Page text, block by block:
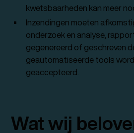
kwetsbaarheden kan meer
Inzendingen moeten
onderzoek en analyse,
gegenereerd of geschreven
geautomatiseerde tools
geaccepteerd.
Wat wij